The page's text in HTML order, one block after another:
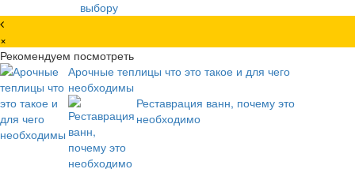
×
Рекомендуем посмотреть
Арочные теплицы что это такое и для чего
необходимы
Реставрация ванн, почему это
необходимо